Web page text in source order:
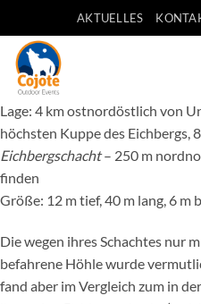
Inhalt
springen
AKTUELLES
Lage: 4 km ostnordöstlich von
höchsten Kuppe des Eichbergs,
Eichbergschacht– 250 m
finden
Größe: 12 m tief, 40 m lang, 6 m
Die wegen ihres Schachtes nur
befahrene Höhle wurde
fand aber im Vergleich zum in